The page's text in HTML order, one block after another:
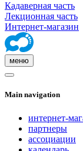
Кадаверная часть
Лекционная часть
Интернет-магазин
меню
Main navigation
интернет-
партнеры
ассоциации